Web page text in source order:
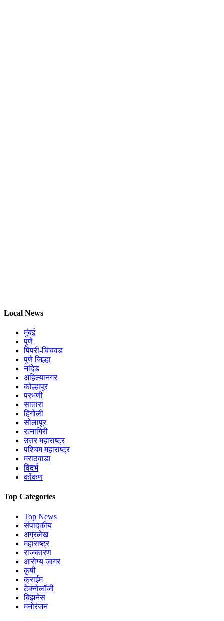
Local News
मुंबई
पुणे
पिंपरी-चिंचवड
पुणे जिल्हा
नांदेड
अहिल्यानगर
कोल्हापूर
परभणी
सातारा
हिंगोली
सोलापूर
रत्नागिरी
उत्तर महाराष्ट्र
पश्चिम महाराष्ट्र
मराठवाडा
विदर्भ
कोंकण
Top Categories
Top News
संपादकीय
अग्रलेख
महाराष्ट्र
राजकारण
आरोग्य जागर
कृषी
क्राईम
टेक्नोलॉजी
बिझनेस
मनोरंजन